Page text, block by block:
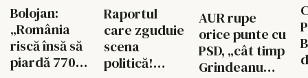
Bolojan:
„România
riscă însă să
piardă 770
Raportul
care zguduie
scena
politică!
AUR rupe
orice punte cu
PSD, „cât timp
Grindeanu